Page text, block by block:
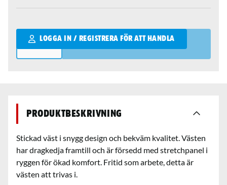
LOGGA IN / REGISTRERA FÖR ATT HANDLA
Qantity
Produktbeskrivning
Stickad väst i snygg design och bekväm kvalitet. Västen
har dragkedja framtill och är försedd med stretchpanel i
ryggen för ökad komfort. Fritid som arbete, detta är
västen att trivas i.